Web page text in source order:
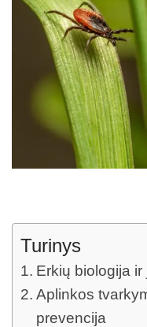
Turinys
Erkių biologija
Aplinkos
prevencija